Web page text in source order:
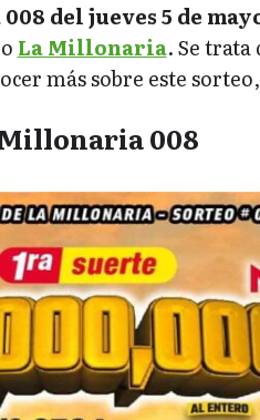
del jueves 5 de
La Millonaria. Se trata
más sobre este
008